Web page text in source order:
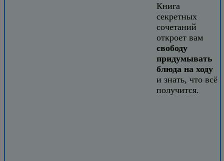
Книга
секретных
сочетаний
откроет вам
свободу
придумывать
блюда на ходу
и знать, что всё
получится.